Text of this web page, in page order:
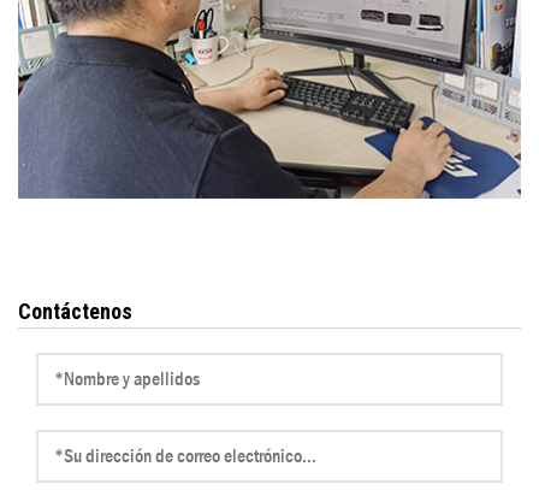
Contáctenos